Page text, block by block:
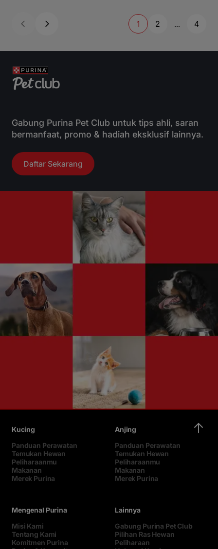
1 2 ... 4
Gabung Purina Pet Club untuk tips ahli, saran
bermanfaat, promo & hadiah eksklusif lainnya.
Daftar Sekarang
Kucing
Panduan Perawatan
Temukan Hewan
Peliharaanmu
Makanan
Merek Purina
Anjing
Panduan Perawatan
Temukan Hewan
Peliharaanmu
Makanan
Merek Purina
Mengenal Purina
Misi Kami
Tentang Kami
Komitmen Purina
Lainnya
Gabung Purina Pet Club
Pilihan Ras Hewan
Peliharaan